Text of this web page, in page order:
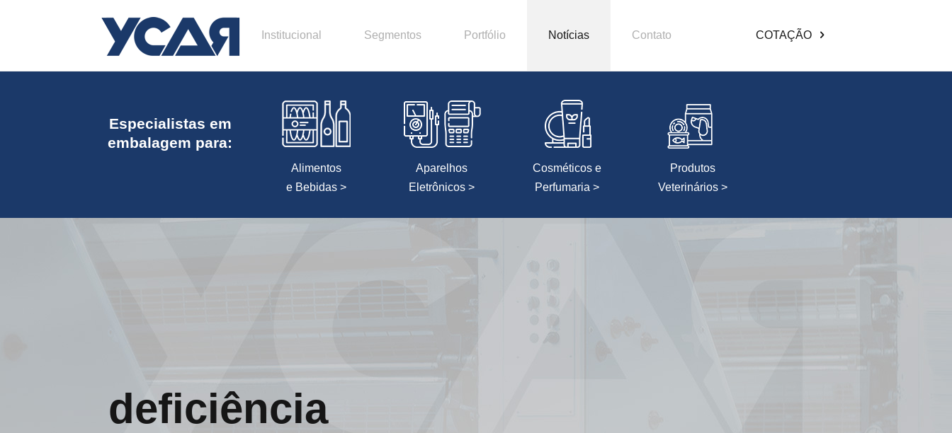
Institucional Segmentos Portfólio Notícias Contato COTAÇÃO
Especialistas em
embalagem para:
Alimentos
e Bebidas >
Aparelhos
Eletrônicos >
Cosméticos e
Perfumaria >
Produtos
Veterinários >
deficiência